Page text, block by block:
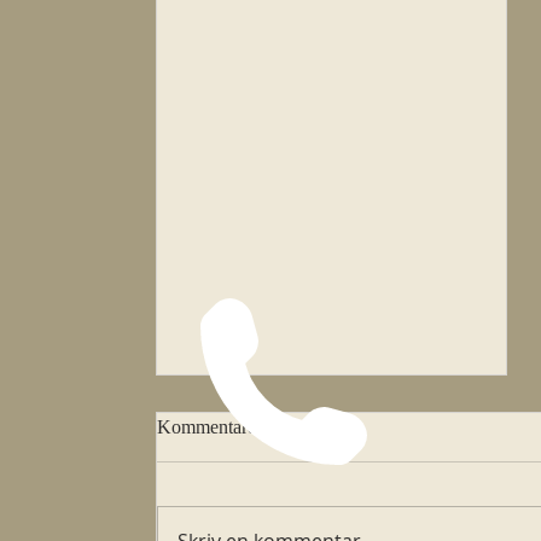
Mässtider vecka 33
Tisdag kl 18.00 Onsdag kl 11.00
Kommentarer